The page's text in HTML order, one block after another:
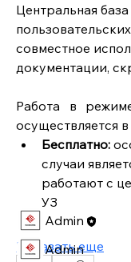
Центральная
совместное
документации,
Работа в
осуществляется
Бесплатно:
случаи
работают с
УЗ
Показать еще
Добро
участниками,
фото и видео.
Участники
Admin
Admin